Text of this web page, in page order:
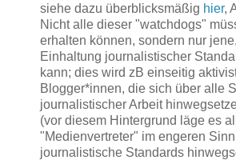
siehe dazu überblicksmäßig hier,
Nicht alle dieser "watchdogs"
erhalten können, sondern nur
Einhaltung journalistischer
kann; dies wird zB einseitig
Blogger*innen, die sich über alle
journalistischer Arbeit
(vor diesem Hintergrund läge es
"Medienvertreter" im engeren
journalistische Standards